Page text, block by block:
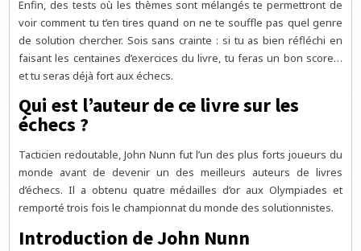
Enfin, des tests où les thèmes sont mélangés te permettront de
voir comment tu t’en tires quand on ne te souffle pas quel genre
de solution chercher. Sois sans crainte : si tu as bien réfléchi en
faisant les centaines d’exercices du livre, tu feras un bon score…
et tu seras déjà fort aux échecs.
Qui est l’auteur de ce livre sur les
échecs ?
Tacticien redoutable, John Nunn fut l’un des plus forts joueurs du
monde avant de devenir un des meilleurs auteurs de livres
d’échecs. Il a obtenu quatre médailles d’or aux Olympiades et
remporté trois fois le championnat du monde des solutionnistes.
Introduction de John Nunn